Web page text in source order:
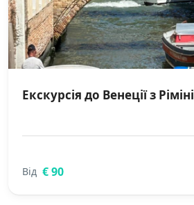
Екскурсія до Венеції з Ріміні
Від € 90